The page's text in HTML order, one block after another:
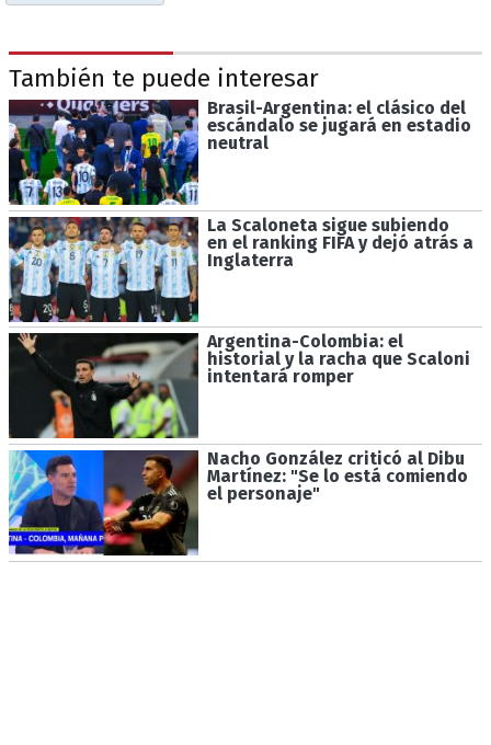
También te puede interesar
Brasil-Argentina: el clásico del
escándalo se jugará en estadio
neutral
La Scaloneta sigue subiendo
en el ranking FIFA y dejó atrás a
Inglaterra
Argentina-Colombia: el
historial y la racha que Scaloni
intentará romper
Nacho González criticó al Dibu
Martínez: "Se lo está comiendo
el personaje"